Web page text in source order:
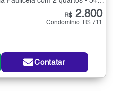
R$ 2.800
Condomínio: R$ 711
Contatar